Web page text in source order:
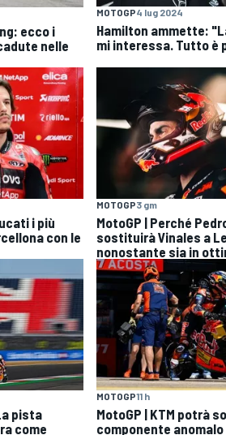
ecco i
nelle
MOTOGP4 lug 2024
Hamilton ammette:
mi interessa. Tutto è
i più
con le
MOTOGP3 gm
MotoGP | Perché
sostituirà Vinales a
nonostante sia in
pista
come
MOTOGP11 h
MotoGP | KTM potrà
componente